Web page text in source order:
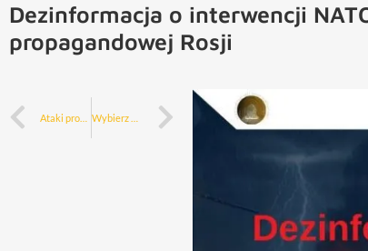
Dezinformacja o interwencji
propagandowej Rosji